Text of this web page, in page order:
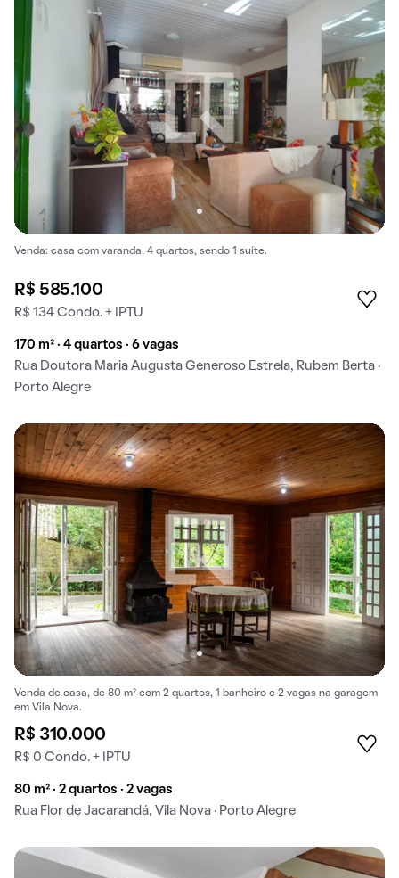
Venda: casa com varanda, 4 quartos, sendo 1 suíte.
R$ 585.100
R$ 134 Condo. + IPTU
170 m² · 4 quartos · 6 vagas
Rua Doutora Maria Augusta Generoso Estrela, Rubem Berta ·
Porto Alegre
Venda de casa, de 80 m² com 2 quartos, 1 banheiro e 2 vagas na garagem
em Vila Nova.
R$ 310.000
R$ 0 Condo. + IPTU
80 m² · 2 quartos · 2 vagas
Rua Flor de Jacarandá, Vila Nova · Porto Alegre